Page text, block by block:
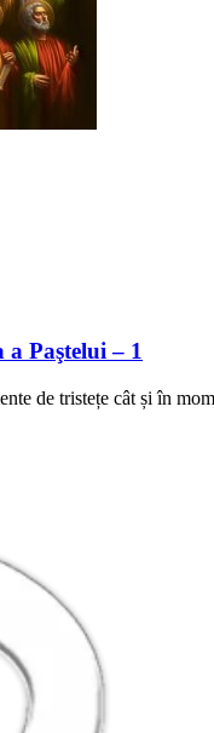
Paştelui – 1
de tristețe cât și în